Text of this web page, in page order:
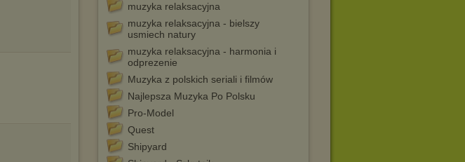
przeglądarki internetowej w
plików cookies na
usunąć pliki cookies,
znajdziesz pod adresem
muzyka relaksacyjna
muzyka relaksacyjna - bielszy
usmiech natury
muzyka relaksacyjna - harmonia i
odprezenie
Muzyka z polskich seriali i filmów
Najlepsza Muzyka Po Polsku
Pro-Model
Quest
Shipyard